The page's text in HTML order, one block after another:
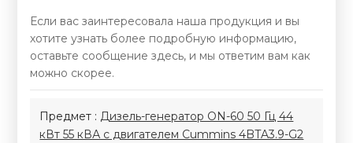
Если вас заинтересовала наша продукция и вы
хотите узнать более подробную информацию,
оставьте сообщение здесь, и мы ответим вам как
можно скорее.
Предмет : Дизель-генератор ON-60 50 Гц 44
кВт 55 кВА с двигателем Cummins 4BTA3.9-G2